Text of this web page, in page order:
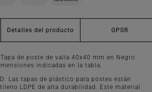
Detalles del producto GPSR
Tapa de poste de valla 40x40 mm en Negro
indicadas en la tabla.
Las tapas de plástico para postes están
LDPE de alta durabilidad. Este material